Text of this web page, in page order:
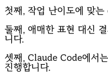
첫째, 작업 난이도에 맞
둘째, 애매한 표현 대신
니다.
셋째, Claude Code에서
진행합니다.